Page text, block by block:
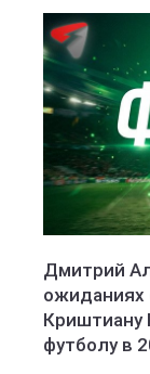
Дмитрий
ожиданиях
Криштиану
футболу в